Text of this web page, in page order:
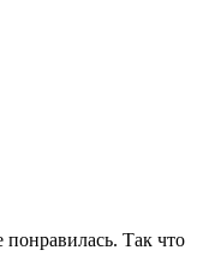
Так что